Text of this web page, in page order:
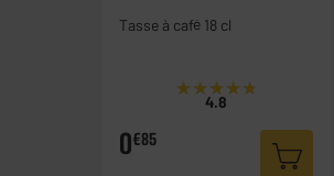
Tasse à café 18 cl
★★★★★
★★★★★
4.8
0€85